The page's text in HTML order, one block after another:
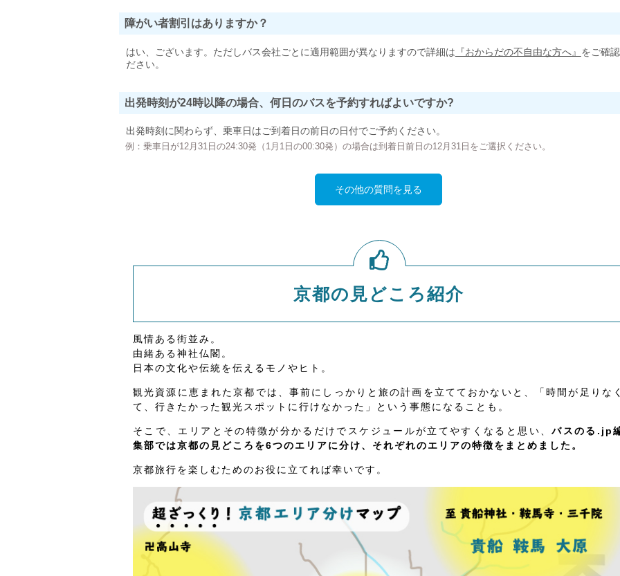
障がい者割引はありますか？
はい、ございます。ただしバス会社ごとに適用範囲が異なりますので詳細は 『おからだの不自由な方へ』 をご確
ださい。
出発時刻が24時以降の場合、何日のバスを予約すればよいですか?
出発時刻に関わらず、乗車日はご到着日の前日の日付でご予約ください。
例：乗車日が12月31日の24:30発（1月1日の00:30発）の場合は到着日前日の12月31日をご選択ください。
その他の質問を見る
京都の見どころ紹介
風情ある街並み。
由緒ある神社仏閣。
日本の文化や伝統を伝えるモノやヒト。
観光資源に恵まれた京都では、事前にしっかりと旅の計画を立てておかないと、「時間が足りな
て、行きたかった観光スポットに行けなかった」という事態になることも。
そこで、エリアとその特徴が分かるだけでスケジュールが立てやすくなると思い、バスのる.jp
集部では京都の見どころを6つのエリアに分け、それぞれのエリアの特徴をまとめました。
京都旅行を楽しむためのお役に立てれば幸いです。